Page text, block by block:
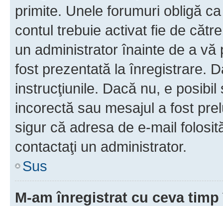
primite. Unele forumuri obligă
contul trebuie activat fie de
un administrator înainte de a
fost prezentată la înregistrare.
instrucţiunile. Dacă nu, e
incorectă sau mesajul a fost
sigur că adresa de e-mail
contactaţi un administrator.
Sus
M-am înregistrat cu ceva